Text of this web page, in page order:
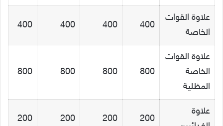
علاوة القوات
الخاصة
400
400
400
400
علاوة القوات
الخاصة
المظلية
800
800
800
800
علاوة
200
200
200
200